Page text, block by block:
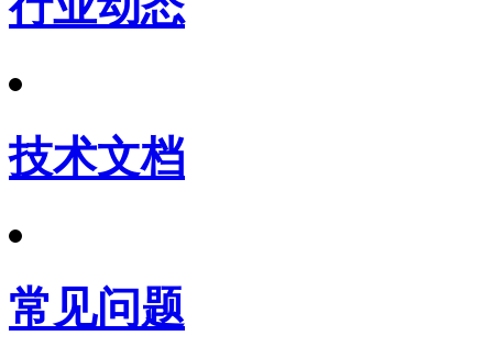
技术文档
常见问题